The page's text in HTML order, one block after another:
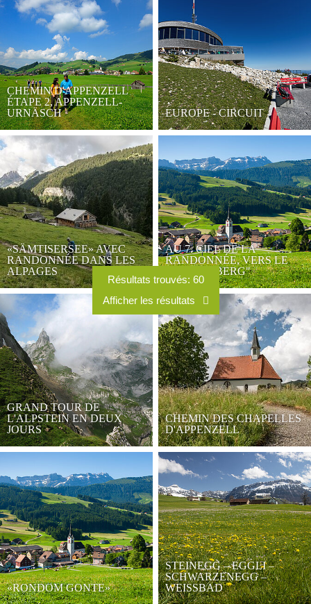
CHEMIN D'APPENZELL
ÉTAPE 2, APPENZELL-
URNÄSCH
EUROPE - CIRCUIT
«SÄMTISERSEE» AVEC
RANDONNÉE DANS LES
ALPAGES
AU 7. CIEL DE LA
RANDONNÉE, VERS LE
"HIMMELBERG"
GRAND TOUR DE
L'ALPSTEIN EN DEUX
JOURS
CHEMIN DES CHAPELLES
D'APPENZELL
«RONDOM GONTE»
STEINEGG – EGGLI –
SCHWARZENEGG –
WEISSBAD